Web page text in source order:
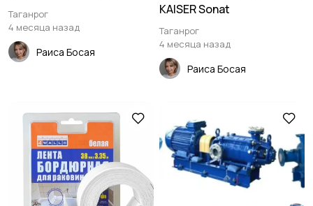
Таганрог
4 месяца назад
Раиса Босая
KAISER Sonat
Таганрог
4 месяца назад
Раиса Босая